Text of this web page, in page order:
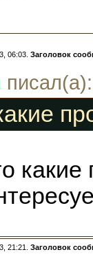
06:03. Заголовок
писал(а):
21:21. Заголовок